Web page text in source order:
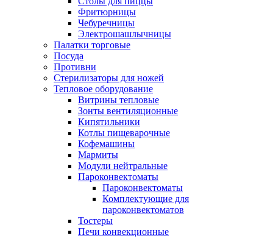
Фритюрницы
Чебуречницы
Электрошашлычницы
Палатки торговые
Посуда
Противни
Стерилизаторы для ножей
Тепловое оборудование
Витрины тепловые
Зонты вентиляционные
Кипятильники
Котлы пищеварочные
Кофемашины
Мармиты
Модули нейтральные
Пароконвектоматы
Пароконвектоматы
Комплектующие для
пароконвектоматов
Тостеры
Печи конвекционные